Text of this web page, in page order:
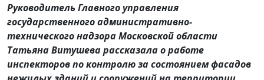
Руководитель Главного управления
государственного административно-
технического надзора Московской области
Татьяна Витушева рассказала о работе
инспекторов по контролю за состоянием фасадов